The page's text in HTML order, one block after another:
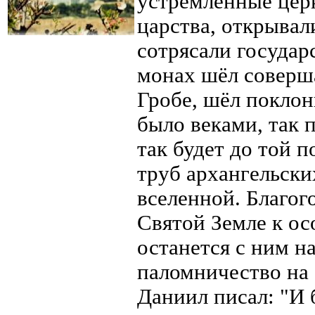
царства,
сотрясали
монах шёл
Гробе, шёл
было веками, так
так будет до той
труб
вселенной.
Святой Земле к
останется с ним
паломничество
Даниил писал: "И